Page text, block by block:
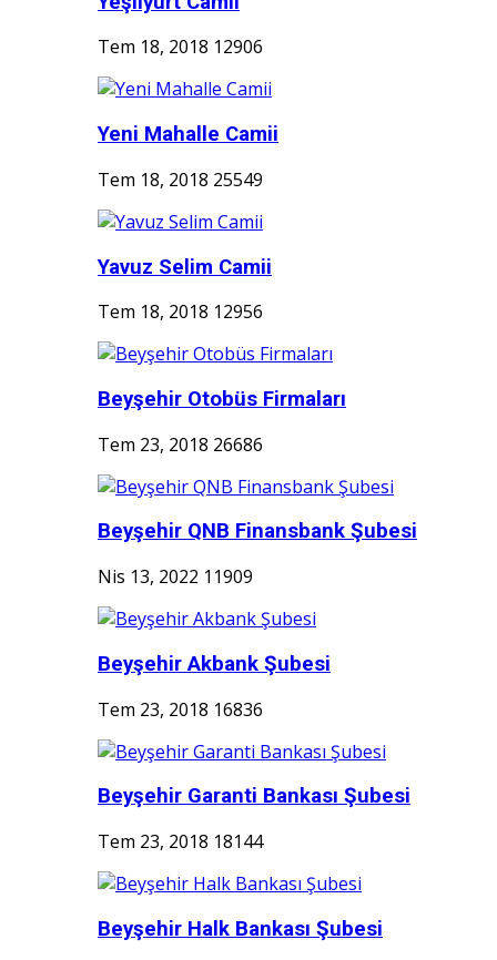
Tem 18, 2018 12906
Yeni Mahalle Camii
Tem 18, 2018 25549
Yavuz Selim Camii
Tem 18, 2018 12956
Beyşehir Otobüs Firmaları
Tem 23, 2018 26686
Beyşehir QNB Finansbank Şubesi
Nis 13, 2022 11909
Beyşehir Akbank Şubesi
Tem 23, 2018 16836
Beyşehir Garanti Bankası Şubesi
Tem 23, 2018 18144
Beyşehir Halk Bankası Şubesi